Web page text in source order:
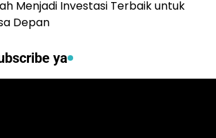
Menjadi Investasi Terbaik untuk
Depan
ya